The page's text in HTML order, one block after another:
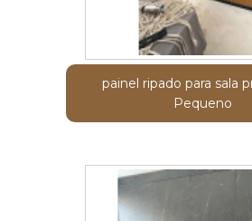
painel ripado para sala
Pequeno